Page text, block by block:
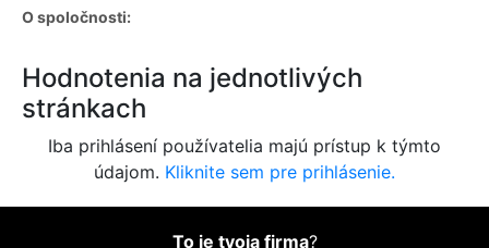
O spoločnosti:
Hodnotenia na jednotlivých
stránkach
Iba prihlásení používatelia majú prístup k týmto
údajom. Kliknite sem pre prihlásenie.
To je tvoja firma?